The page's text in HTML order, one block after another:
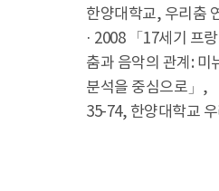
한양대학교, 우리춤
· 2008 「17세기 프
춤과 음악의 관계: 미
분석을 중심으로」,
35-74, 한양대학교